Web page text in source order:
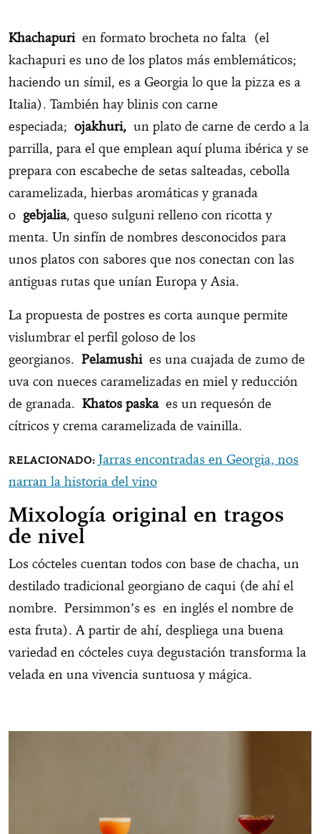
Khachapuri en formato brocheta no falta (el
kachapuri es uno de los platos más emblemáticos;
haciendo un símil, es a Georgia lo que la pizza es a
Italia). También hay blinis con carne
especiada; ojakhuri, un plato de carne de cerdo a la
parrilla, para el que emplean aquí pluma ibérica y se
prepara con escabeche de setas salteadas, cebolla
caramelizada, hierbas aromáticas y granada
o gebjalia, queso sulguni relleno con ricotta y
menta. Un sinfín de nombres desconocidos para
unos platos con sabores que nos conectan con las
antiguas rutas que unían Europa y Asia.
La propuesta de postres es corta aunque permite
vislumbrar el perfil goloso de los
georgianos. Pelamushi es una cuajada de zumo de
uva con nueces caramelizadas en miel y reducción
de granada. Khatos paskaes un requesón de
cítricos y crema caramelizada de vainilla.
Jarras encontradas en Georgia, nos
narran la historia del vino
Mixología original en tragos
de nivel
Los cócteles cuentan todos con base de chacha, un
destilado tradicional georgiano de caqui (de ahí el
nombre. Persimmon’s es en inglés el nombre de
esta fruta). A partir de ahí, despliega una buena
variedad en cócteles cuya degustación transforma la
velada en una vivencia suntuosa y mágica.